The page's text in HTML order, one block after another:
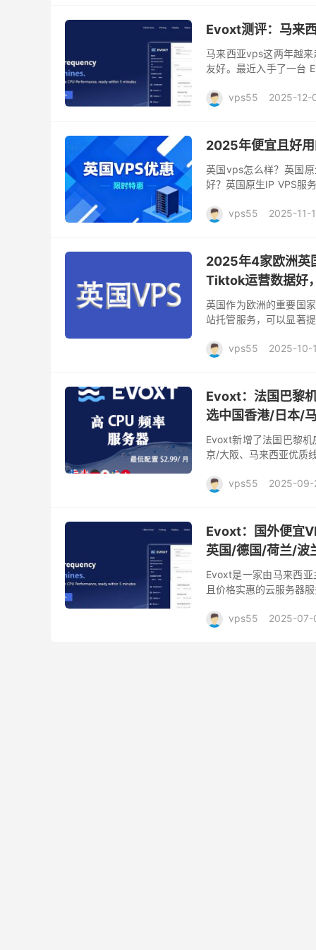
Evoxt测评：马来
马来西亚vps这两年越
友好。最近入手了一台
vps55
2025-12-
2025年便宜且好
英国vps怎么样？英国
好？英国原生IP VPS服
vps55
2025-11-
2025年4家欧洲英
Tiktok运营数据好
英国作为欧洲的重要国
站托管服务，可以显著
vps55
2025-10-
Evoxt：法国巴黎
选中国香港/日本/
Evoxt新增了法国巴黎
京/大阪、马来西亚优质
vps55
2025-09-
Evoxt：国外便宜
英国/德国/荷兰/波
Evoxt是一家由马来西
且价格实惠的云服务器
vps55
2025-07-